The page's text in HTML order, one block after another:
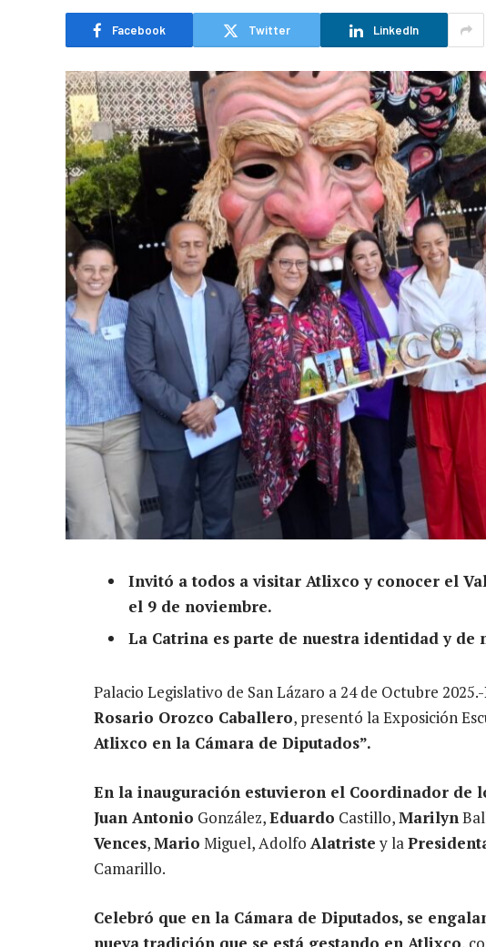
Facebook Twitter LinkedIn
Invitó a todos a visitar Atlixco y conocer el
el 9 de noviembre.
La Catrina es parte de nuestra identidad y de
Palacio Legislativo de San Lázaro a 24 de Octubre 2025.-
Rosario Orozco Caballero, presentó la Exposición
Atlixco en la Cámara de Diputados”.
En la inauguración estuvieron el Coordinador de
Juan Antonio González,Eduardo Castillo,Marilyn
Vences,Mario Miguel, Adolfo Alatriste y la
Camarillo.
Celebró que en la Cámara de Diputados, se